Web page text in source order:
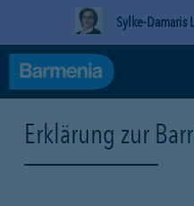
Sylke-Damaris
Erklärung zur